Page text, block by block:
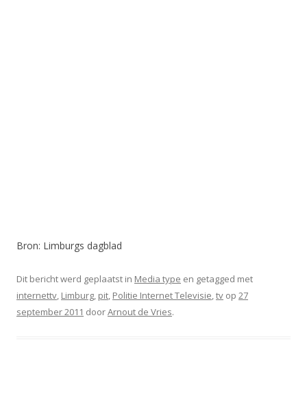
Bron: Limburgs dagblad
Dit bericht werd geplaatst in Media type en getagged met
internettv, Limburg, pit, Politie Internet Televisie,tv op 27
september 2011 doorArnout de Vries.